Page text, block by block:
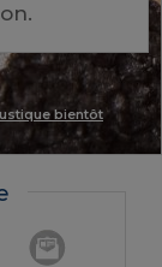
bientôt